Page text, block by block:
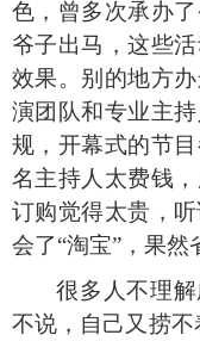
色，曾多次承办
爷子出马，这些
效果。别的地方
演团队和专业主
规，开幕式的节
名主持人太费钱
订购觉得太贵，听
会了“淘宝” ，果然
很多人不理
不说，自己又捞不